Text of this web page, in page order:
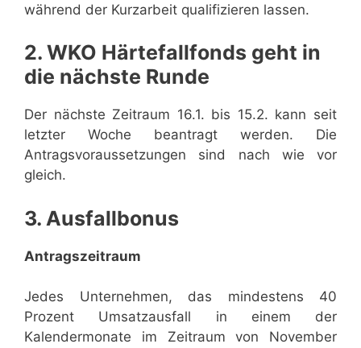
während der Kurzarbeit qualifizieren lassen.
2. WKO Härtefallfonds geht in
die nächste Runde
Der nächste Zeitraum 16.1. bis 15.2. kann seit
letzter Woche beantragt werden. Die
Antragsvoraussetzungen sind nach wie vor
gleich.
3. Ausfallbonus
Antragszeitraum
Jedes Unternehmen, das mindestens 40
Prozent Umsatzausfall in einem der
Kalendermonate im Zeitraum von November